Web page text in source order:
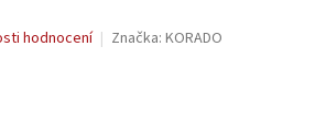
hodnocení Značka: KORADO